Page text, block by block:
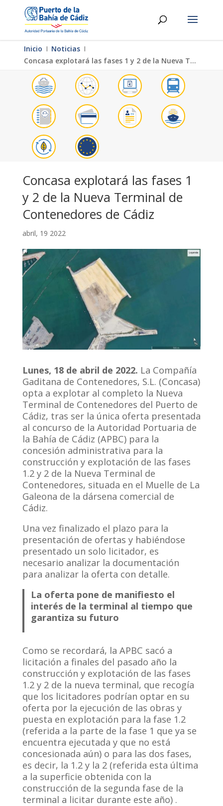
Inicio Ι Noticias Ι
Concasa explotará las fases 1 y 2 de la Nueva Terminal de Contenedores de Cádiz
Concasa explotará las fases 1
y 2 de la Nueva Terminal de
Contenedores de Cádiz
abril, 19 2022
Lunes, 18 de abril de 2022. La Compañía
Gaditana de Contenedores, S.L. (Concasa)
opta a explotar al completo la Nueva
Terminal de Contenedores del Puerto de
Cádiz, tras ser la única oferta presentada
al concurso de la Autoridad Portuaria de
la Bahía de Cádiz (APBC) para la
concesión administrativa para la
construcción y explotación de las fases
1.2 y 2 de la Nueva Terminal de
Contenedores, situada en el Muelle de La
Galeona de la dársena comercial de
Cádiz.
Una vez finalizado el plazo para la
presentación de ofertas y habiéndose
presentado un solo licitador, es
necesario analizar la documentación
para analizar la oferta con detalle.
La oferta pone de manifiesto el
interés de la terminal al tiempo que
garantiza su futuro
Como se recordará, la APBC sacó a
licitación a finales del pasado año la
construcción y explotación de las fases
1.2 y 2 de la nueva terminal, que recogía
que los licitadores podrían optar en su
oferta por la ejecución de las obras y
puesta en explotación para la fase 1.2
(referida a la parte de la fase 1 que ya se
encuentra ejecutada y que no está
concesionada aún) o para las dos fases,
es decir, la 1.2 y la 2 (referida esta última
a la superficie obtenida con la
construcción de la segunda fase de la
terminal a licitar durante este año) .